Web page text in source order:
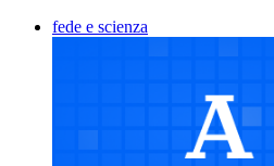
fede e scienza